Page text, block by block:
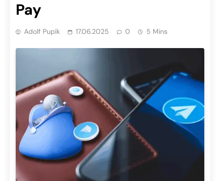
Pay
Adolf Pupík 17.06.2025 0 5 Mins